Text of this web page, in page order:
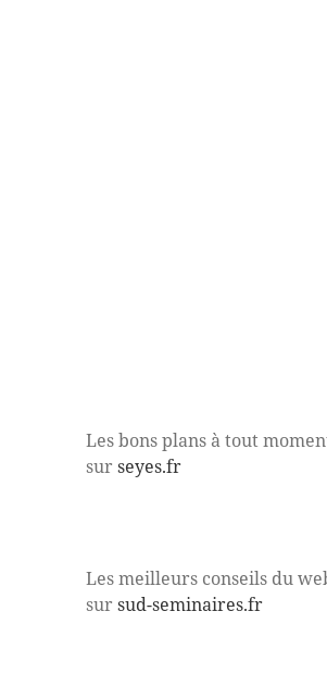
Les bons plans à tout
surseyes.fr
Les meilleurs conseils du
sursud-seminaires.fr